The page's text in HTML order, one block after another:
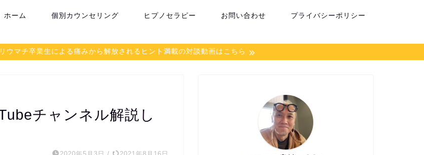
ホーム 個別カウンセリング ヒプノセラピー お問い合わせ プライバシーポリシー
ウマチ卒業生による痛みから解放されるヒント満載の対談動画はこちら
チャンネル解説し